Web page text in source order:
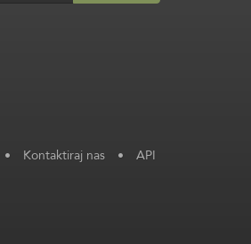
• Kontaktiraj nas • API